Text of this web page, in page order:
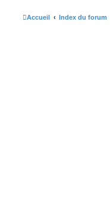
Accueil Index du forum